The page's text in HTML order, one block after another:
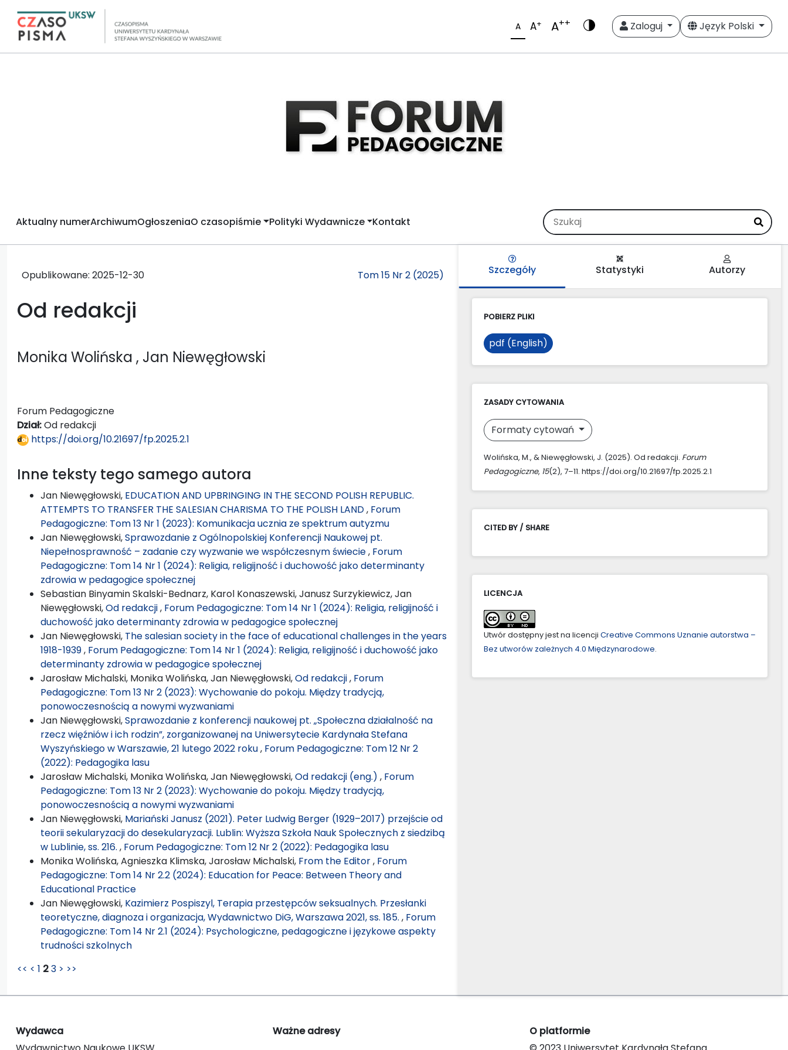
A A+ A++ Zaloguj Język Polski
Aktualny numerArchiwumOgłoszeniaO czasopiśmie Polityki Wydawnicze Kontakt
Opublikowane: 2025-12-30 Tom 15 Nr 2 (2025)
Od redakcji
Monika Wolińska , Jan Niewęgłowski
Forum Pedagogiczne
Dział:Od redakcji
https://doi.org/10.21697/fp.2025.2.1
Inne teksty tego samego autora
Jan Niewęgłowski, EDUCATION AND UPBRINGING IN THE SECOND POLISH REPUBLIC.
ATTEMPTS TO TRANSFER THE SALESIAN CHARISMA TO THE POLISH LAND, Forum
Pedagogiczne: Tom 13 Nr 1 (2023): Komunikacja ucznia ze spektrum autyzmu
Jan Niewęgłowski,Sprawozdanie z Ogólnopolskiej Konferencji Naukowej pt.
Niepełnosprawność – zadanie czy wyzwanie we współczesnym świecie, Forum
Pedagogiczne: Tom 14 Nr 1 (2024): Religia, religijność i duchowość jako determinanty
zdrowia w pedagogice społecznej
Sebastian Binyamin Skalski-Bednarz, Karol Konaszewski, Janusz Surzykiewicz, Jan
Niewęgłowski,Od redakcji, Forum Pedagogiczne: Tom 14 Nr 1 (2024): Religia, religijność i
duchowość jako determinanty zdrowia w pedagogice społecznej
Jan Niewęgłowski, The salesian society in the face of educational challenges in the years
1918-1939, Forum Pedagogiczne: Tom 14 Nr 1 (2024): Religia, religijność i duchowość jako
determinanty zdrowia w pedagogice społecznej
Jarosław Michalski, Monika Wolińska, Jan Niewęgłowski,Od redakcji, Forum
Pedagogiczne: Tom 13 Nr 2 (2023): Wychowanie do pokoju. Między tradycją,
ponowoczesnością a nowymi wyzwaniami
Jan Niewęgłowski,Sprawozdanie z konferencji naukowej pt. „Społeczna działalność na
rzecz więźniów i ich rodzin”, zorganizowanej na Uniwersytecie Kardynała Stefana
Wyszyńskiego w Warszawie, 21 lutego 2022 roku, Forum Pedagogiczne: Tom 12 Nr 2
(2022): Pedagogika lasu
Jarosław Michalski, Monika Wolińska, Jan Niewęgłowski,Od redakcji (eng.) , Forum
Pedagogiczne: Tom 13 Nr 2 (2023): Wychowanie do pokoju. Między tradycją,
ponowoczesnością a nowymi wyzwaniami
Jan Niewęgłowski, Mariański Janusz (2021). Peter Ludwig Berger (1929–2017) przejście od
teorii sekularyzacji do desekularyzacji. Lublin: Wyższa Szkoła Nauk Społecznych z siedzibą
w Lublinie, ss. 216. , Forum Pedagogiczne: Tom 12 Nr 2 (2022): Pedagogika lasu
Monika Wolińska, Agnieszka Klimska, Jarosław Michalski, From the Editor, Forum
Pedagogiczne: Tom 14 Nr 2.2 (2024): Education for Peace: Between Theory and
Educational Practice
Jan Niewęgłowski, Kazimierz Pospiszyl, Terapia przestępców seksualnych. Przesłanki
teoretyczne, diagnoza i organizacja, Wydawnictwo DiG, Warszawa 2021, ss. 185. , Forum
Pedagogiczne: Tom 14 Nr 2.1 (2024): Psychologiczne, pedagogiczne i językowe aspekty
trudności szkolnych
<< < 1 23 > >>
Szczegóły Statystyki Autorzy
POBIERZ PLIKI
pdf (English)
ZASADY CYTOWANIA
Formaty cytowań
Wolińska, M., & Niewęgłowski, J. (2025). Od redakcji. Forum
Pedagogiczne, 15(2), 7–11. https://doi.org/10.21697/fp.2025.2.1
CITED BY / SHARE
LICENCJA
Utwór dostępny jest na licencji Creative Commons Uznanie autorstwa –
Bez utworów zależnych 4.0 Międzynarodowe.
Wydawca
Ważne adresy
O platformie